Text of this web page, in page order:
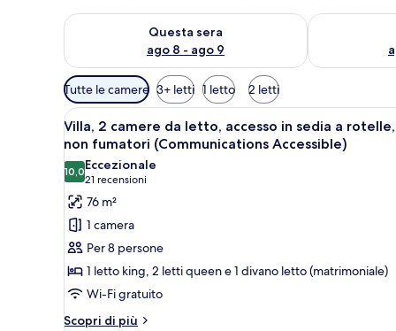
Questa sera
ago 8 - ago 9
Verifica la disponibilità per questa sera, ago 8 - ago 9
Verifica la
Filtri
disponibili
per
le
camere
Tutte le camere 3+ letti 1 letto 2 letti
Apri
tutte
le
foto
per
Villa,
2
camere
da
letto,
accesso
Camera d'albergo con un
15
Villa, 2 camere da letto, accesso in sedia a rotelle,
non fumatori (Communications Accessible)
10,010,0 su 10
Eccezionale
21 recensioni
(21
recensioni)
76 m²
1 camera
Per 8 persone
1 letto king, 2 letti queen e 1 divano letto (matrimoniale)
Wi-Fi gratuito
Scopri di più
Altri